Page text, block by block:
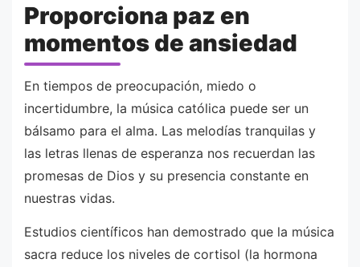
Proporciona paz en
momentos de ansiedad
En tiempos de preocupación, miedo o
incertidumbre, la música católica puede ser un
bálsamo para el alma. Las melodías tranquilas y
las letras llenas de esperanza nos recuerdan las
promesas de Dios y su presencia constante en
nuestras vidas.
Estudios científicos han demostrado que la música
sacra reduce los niveles de cortisol (la hormona